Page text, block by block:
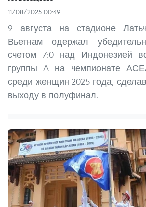
11/08/2025 00:49
9 августа на стадионе
Вьетнам одержал
счетом 7:0 над Индонезией
группы A на чемпионате
среди женщин 2025 года,
выходу в полуфинал.